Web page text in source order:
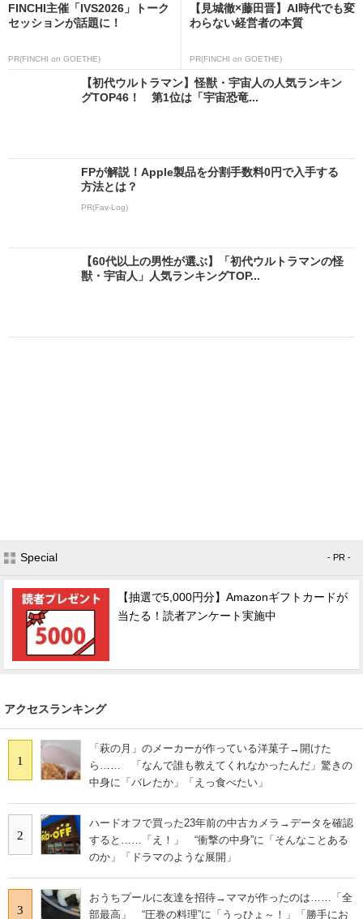
FINCHI主催「IVS2026」トーク
セッションが話題に！
PR(FINCHI on GOETHE)
【見城徹×藤田晋】AI時代でも変
わらない経営者の本質
PR(FINCHI on GOETHE)
【初代ウルトラマン】怪獣・宇宙人の人気ランキン
グTOP46！ 第1位は「宇宙恐竜...
FPが解説！Apple製品を分割手数料0円で入手する
方法とは？
PR(Fav-Log)
【60代以上の男性が選ぶ】「初代ウルトラマンの怪
獣・宇宙人」人気ランキングTOP...
Special - PR -
【抽選で5,000円分】Amazonギフトカードが
当たる！読者アンケート実施中
アクセスランキング
1
「萩の月」のメーカーが作っている洋菓子→開けた
ら…… 「なんで誰も教えてくれなかったんだ」驚きの
中身に「バレたか」「えっ食べたい」
2
ハードオフで買った23年前の中古カメラ→データを確認
すると……「え！」 “衝撃の中身”に「そんなことある
のか」「ドラマのような展開」
3
おうちプールに友達を招待→ママが作ったのは……「全
部最高」 “圧巻の料理”に「うっひょ～！」「勝手にお